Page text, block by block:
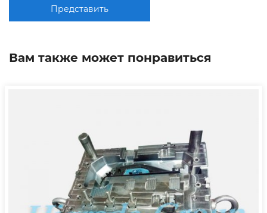
Представить
Вам также может понравиться